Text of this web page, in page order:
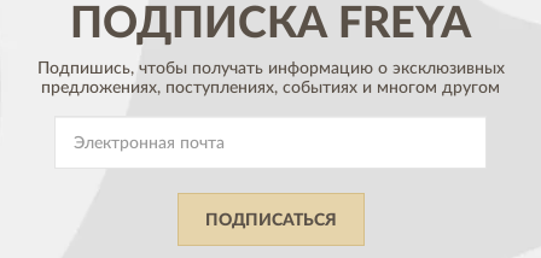
ПОДПИСКА FREYA
Подпишись, чтобы получать информацию о эксклюзивных
предложениях, поступлениях, событиях и многом другом
ПОДПИСАТЬСЯ